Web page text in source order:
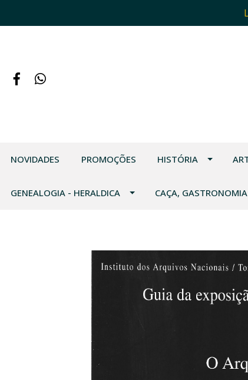
NOVIDADES PROMOÇÕES HISTÓRIA
GENEALOGIA - HERALDICA CAÇA,